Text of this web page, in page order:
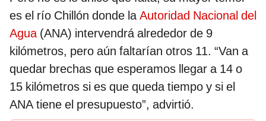
es el río Chillón donde laAutoridad Nacional del
Agua(ANA) intervendrá alrededor de 9
kilómetros, pero aún faltarían otros 11. “Van a
quedar brechas que esperamos llegar a 14 o
15 kilómetros si es que queda tiempo y si el
ANA tiene el presupuesto”, advirtió.